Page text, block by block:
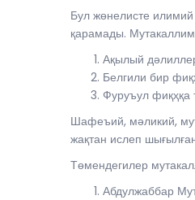
Бул жөнелисте
қарамады.
Ақылый
Белгили бир
Фуруъул
Шафеъий, мәликий,
жақтан ислеп
Төмендегилер
Абдулжаббар